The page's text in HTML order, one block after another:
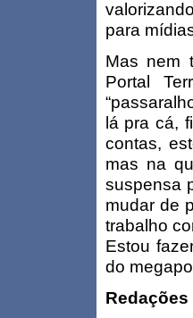
para
Mas nem
Portal
lá pra cá,
contas,
mas na
suspensa
mudar de
trabalho
Estou
do